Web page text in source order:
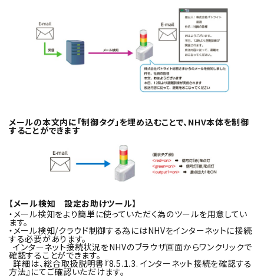
メールの本文内に「制御タグ」を埋め込むことで、NHV本体を制御
することができます
【メール検知 設定お助けツール】
・メール検知をより簡単に使っていただく為のツールを用意してい
ます。
・メール検知/クラウド制御する為にはNHVをインターネットに接続
する必要があります。
インターネット接続状況をNHVのブラウザ画面からワンクリックで
確認することができます。
詳細は、総合取扱説明書『8.5.1.3. インターネット接続を確認する
方法』にてご確認いただけます。